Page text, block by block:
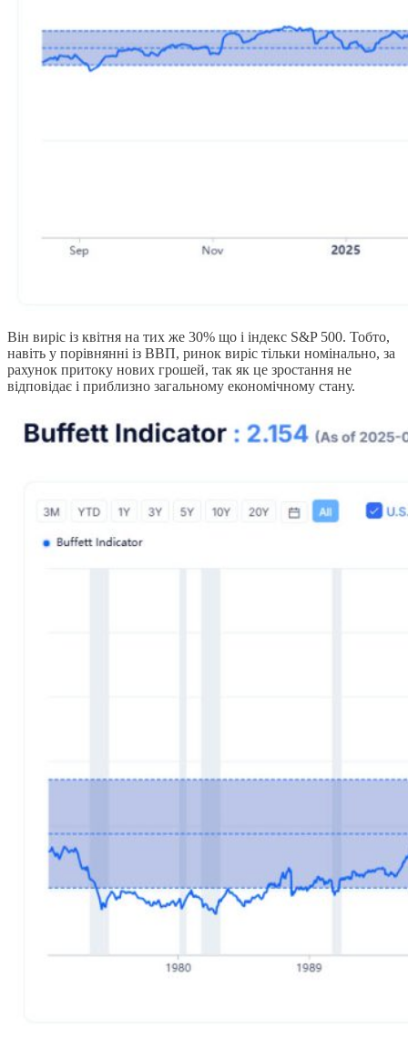
Він виріс із квітня на тих же 30% що і індекс S&P 500. Тобто,
навіть у порівнянні із ВВП, ринок виріс тільки номінально, за
рахунок притоку нових грошей, так як це зростання не
відповідає і приблизно загальному економічному стану.